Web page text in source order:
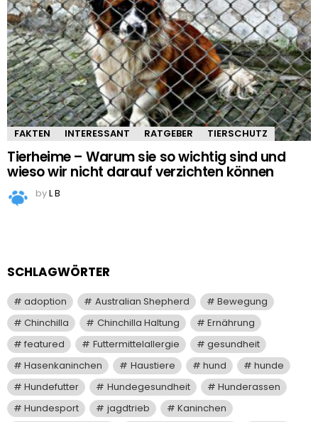
FAKTEN INTERESSANT RATGEBER TIERSCHUTZ
Tierheime – Warum sie so wichtig sind und
wieso wir nicht darauf verzichten können
byL B
SCHLAGWÖRTER
adoption Australian Shepherd
Bewegung
Chinchilla
Chinchilla Haltung
Ernährung
featured
Futtermittelallergie
gesundheit
Hasenkaninchen
Haustiere hund
hunde
Hundefutter
Hundegesundheit
Hunderassen
Hundesport
jagdtrieb
Kaninchen